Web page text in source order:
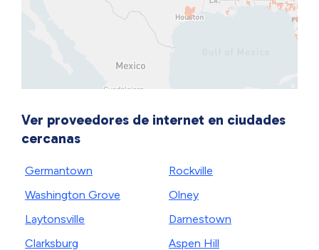
Ver proveedores de internet en ciudades
cercanas
Germantown
Washington Grove
Laytonsville
Clarksburg
Rockville
Olney
Darnestown
Aspen Hill